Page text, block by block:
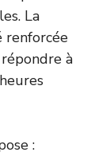
La
renforcée
répondre à
: